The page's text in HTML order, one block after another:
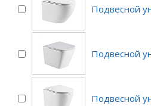
Подвесной
Подвесной
Подвесной